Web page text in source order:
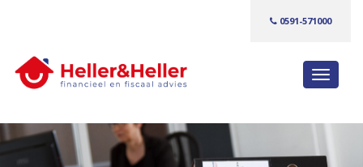
0591-571000
S
k